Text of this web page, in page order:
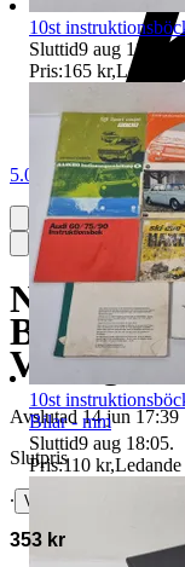
5.0
Näverlur
Vintage
Avslutad 14 jun 17:39
Slutpris
∙ Visa bud
353 kr
10st
Sluttid9 aug 18:04 .
Pris:165 kr,
10st
Bilar - mm
Sluttid9 aug 18:05.
Pris:110 kr,Ledande